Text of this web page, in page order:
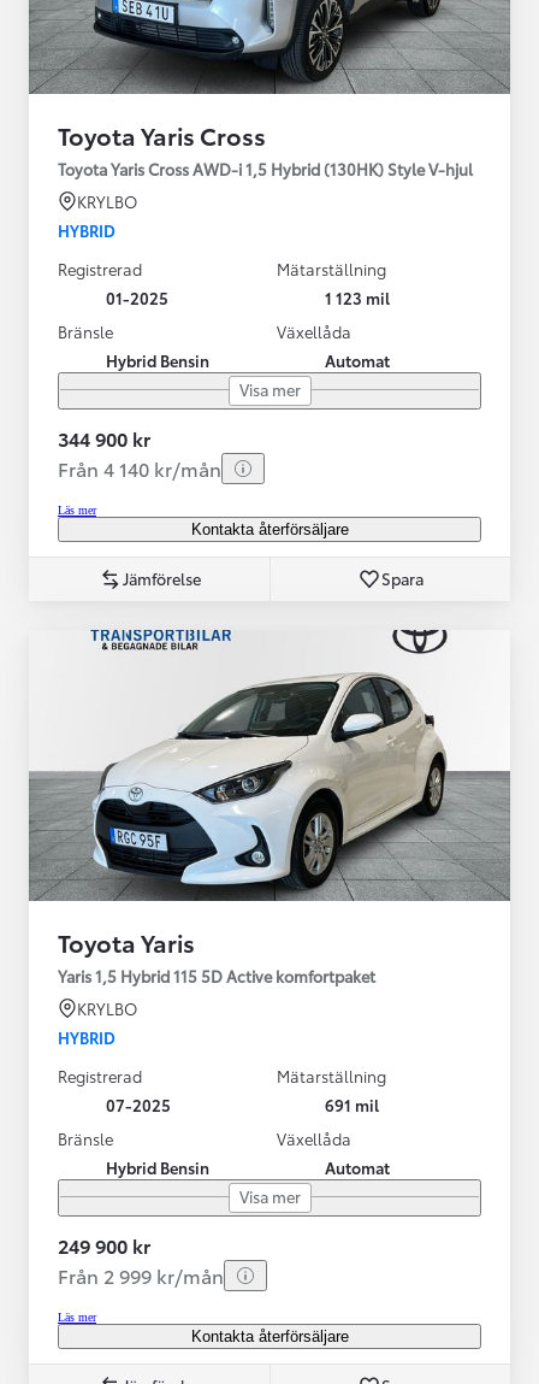
Toyota Yaris Cross
Toyota Yaris Cross AWD-i 1,5 Hybrid (130HK) Style V-hjul
KRYLBO
HYBRID
Registrerad
01-2025
Mätarställning
1 123 mil
Bränsle
Hybrid Bensin
Växellåda
Automat
Visa mer
344 900 kr
Från 4 140 kr/mån
Läs mer
Kontakta återförsäljare
Jämförelse Spara
Toyota Yaris
Yaris 1,5 Hybrid 115 5D Active komfortpaket
KRYLBO
HYBRID
Registrerad
07-2025
Mätarställning
691 mil
Bränsle
Hybrid Bensin
Växellåda
Automat
Visa mer
249 900 kr
Från 2 999 kr/mån
Läs mer
Kontakta återförsäljare